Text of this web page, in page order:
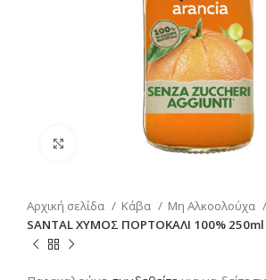
Click to enlarge
Αρχική σελίδα Κάβα Μη Αλκοολούχα
SANTAL ΧΥΜΟΣ ΠΟΡΤΟΚΑΛΙ 100% 250ml